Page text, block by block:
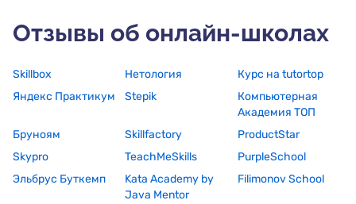
Отзывы об онлайн-школах
Skillbox Нетология
Курс на tutortop
Яндекс Практикум
Stepik
Компьютерная
Академия ТОП
Бруноям
Skillfactory
ProductStar
Skypro
TeachMeSkills
PurpleSchool
Эльбрус Буткемп
Kata Academy by
Java Mentor
Filimonov School